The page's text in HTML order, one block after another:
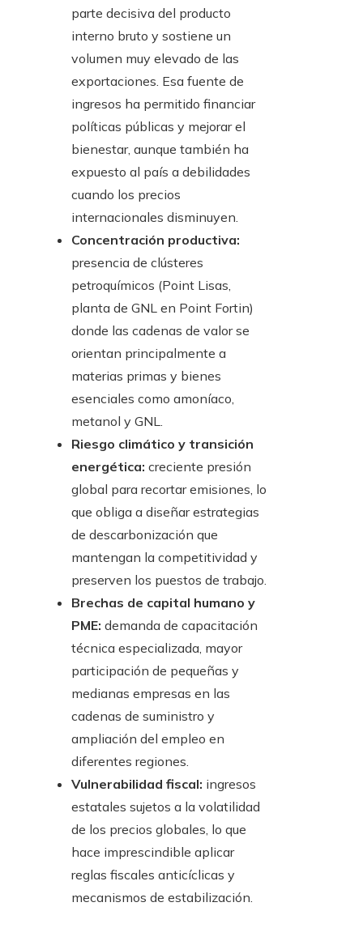
parte decisiva del producto
interno bruto y sostiene un
volumen muy elevado de las
exportaciones. Esa fuente de
ingresos ha permitido financiar
políticas públicas y mejorar el
bienestar, aunque también ha
expuesto al país a debilidades
cuando los precios
internacionales disminuyen.
Concentración productiva:
presencia de clústeres
petroquímicos (Point Lisas,
planta de GNL en Point Fortin)
donde las cadenas de valor se
orientan principalmente a
materias primas y bienes
esenciales como amoníaco,
metanol y GNL.
Riesgo climático y transición
energética: creciente presión
global para recortar emisiones, lo
que obliga a diseñar estrategias
de descarbonización que
mantengan la competitividad y
preserven los puestos de trabajo.
Brechas de capital humano y
PME: demanda de capacitación
técnica especializada, mayor
participación de pequeñas y
medianas empresas en las
cadenas de suministro y
ampliación del empleo en
diferentes regiones.
Vulnerabilidad fiscal: ingresos
estatales sujetos a la volatilidad
de los precios globales, lo que
hace imprescindible aplicar
reglas fiscales anticíclicas y
mecanismos de estabilización.